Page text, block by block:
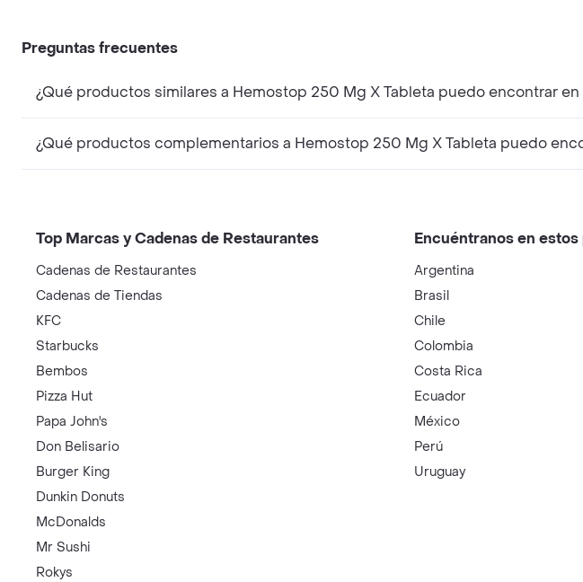
Preguntas frecuentes
¿Qué productos similares a Hemostop 250 Mg X Tableta puedo encontrar
¿Qué productos complementarios a Hemostop 250 Mg X Tableta puedo
Top Marcas y Cadenas de Restaurantes
Cadenas de Restaurantes
Cadenas de Tiendas
KFC
Starbucks
Bembos
Pizza Hut
Papa John's
Don Belisario
Burger King
Dunkin Donuts
McDonalds
Mr Sushi
Rokys
Encuéntranos en estos
Argentina
Brasil
Chile
Colombia
Costa Rica
Ecuador
México
Perú
Uruguay